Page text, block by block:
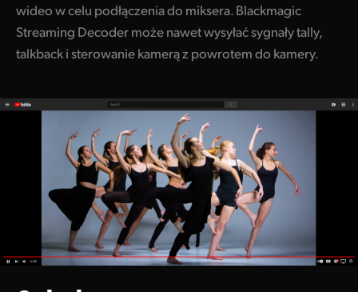
wideo w celu podłączenia do miksera. Blackmagic
Streaming Decoder może nawet wysyłać sygnały tally,
talkback i sterowanie kamerą z powrotem do kamery.